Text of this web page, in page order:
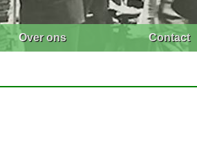
Over ons Contact